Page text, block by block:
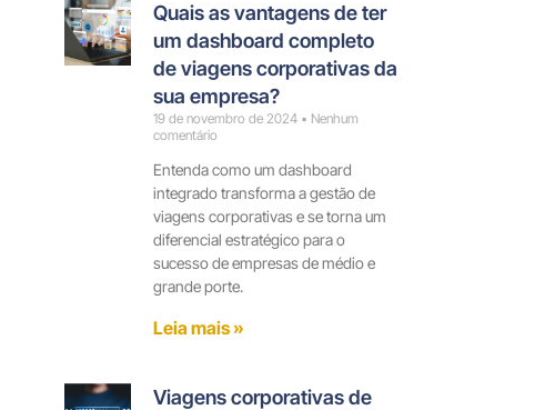
Quais as vantagens de ter
um dashboard completo
de viagens corporativas da
sua empresa?
19 de novembro de 2024
Nenhum
comentário
Entenda como um dashboard
integrado transforma a gestão de
viagens corporativas e se torna um
diferencial estratégico para o
sucesso de empresas de médio e
grande porte.
Leia mais »
Viagens corporativas de